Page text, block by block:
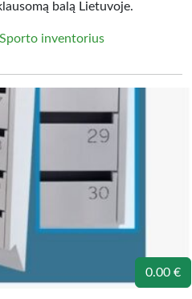
balą Lietuvoje.
Sporto inventorius
0.00 €